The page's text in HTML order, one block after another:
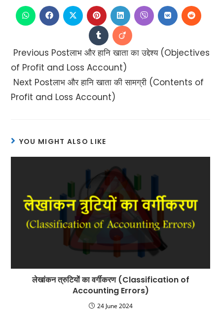
Previous Postलाभ और हानि खाता का उद्देश्य (Objectives
of Profit and Loss Account)
Next Postलाभ और हानि खाता की सामग्री (Contents of
Profit and Loss Account)
YOU MIGHT ALSO LIKE
लेखांकन त्रुटियों का वर्गीकरण (Classification of
Accounting Errors)
24 June 2024